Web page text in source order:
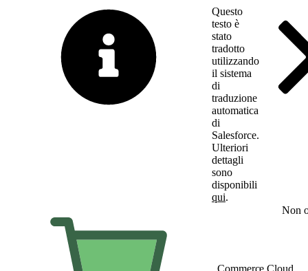
Questo
testo è
stato
tradotto
utilizzando
il sistema
di
traduzione
automatica
di
Salesforce.
Ulteriori
dettagli
sono
disponibili
qui.
Non
Commerce Cloud